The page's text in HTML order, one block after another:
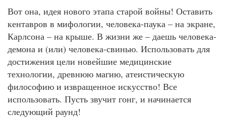
Вот она, идея нового этапа старой войны! Оставить
кентавров в мифологии, человека-паука – на экране,
Карлсона – на крыше. В жизни же – даешь человека-
демона и (или) человека-свинью. Использовать для
достижения цели новейшие медицинские
технологии, древнюю магию, атеистическую
философию и извращенное искусство! Все
использовать. Пусть звучит гонг, и начинается
следующий раунд!